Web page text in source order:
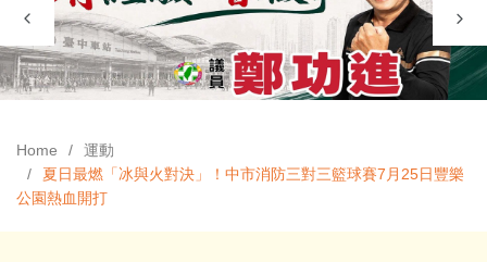
Home
運動
夏日最燃「冰與火對決」！中市消防三對三籃球賽7月25日豐樂
公園熱血開打